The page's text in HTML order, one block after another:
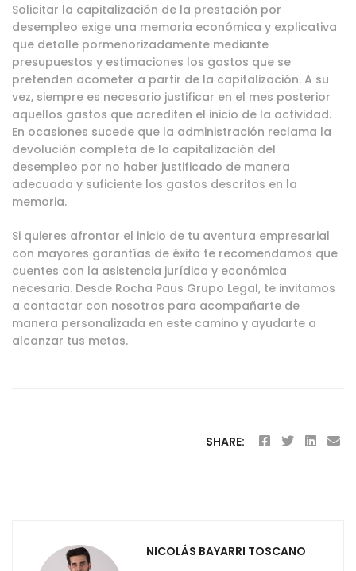
Solicitar la capitalización de la prestación por
desempleo exige una memoria económica y explicativa
que detalle pormenorizadamente mediante
presupuestos y estimaciones los gastos que se
pretenden acometer a partir de la capitalización. A su
vez, siempre es necesario justificar en el mes posterior
aquellos gastos que acrediten el inicio de la actividad.
En ocasiones sucede que la administración reclama la
devolución completa de la capitalización del
desempleo por no haber justificado de manera
adecuada y suficiente los gastos descritos en la
memoria.
Si quieres afrontar el inicio de tu aventura empresarial
con mayores garantías de éxito te recomendamos que
cuentes con la asistencia jurídica y económica
necesaria. Desde Rocha Paus Grupo Legal, te invitamos
a contactar con nosotros para acompañarte de
manera personalizada en este camino y ayudarte a
alcanzar tus metas.
SHARE:
NICOLÁS BAYARRI TOSCANO